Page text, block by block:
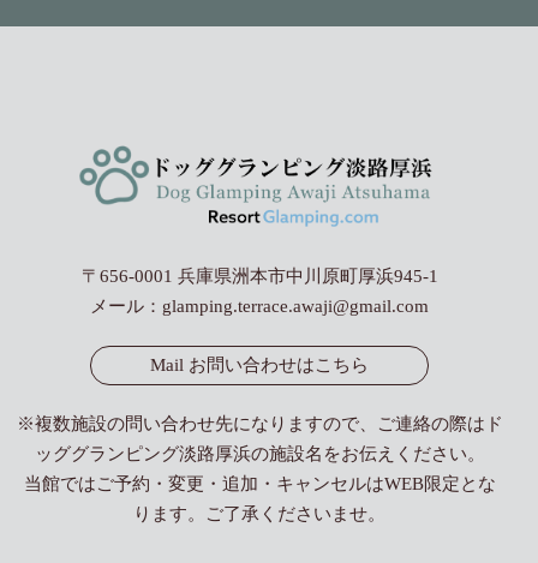
〒656-0001 兵庫県洲本市中川原町厚浜945-1
メール： glamping.terrace.awaji@gmail.com
Mail お問い合わせはこちら
※複数施設の問い合わせ先になりますので、ご連絡の際はド
ッググランピング淡路厚浜の施設名をお伝えください。
当館ではご予約・変更・追加・キャンセルはWEB限定とな
ります。ご了承くださいませ。